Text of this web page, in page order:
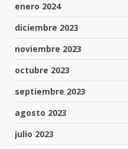
enero 2024
diciembre 2023
noviembre 2023
octubre 2023
septiembre 2023
agosto 2023
julio 2023